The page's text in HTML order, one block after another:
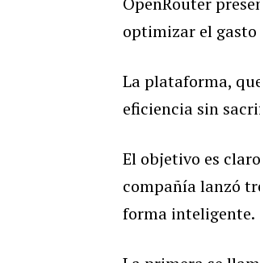
optimizar el
La plataforma,
eficiencia sin
El objetivo es
compañía lanzó
forma inteligente.